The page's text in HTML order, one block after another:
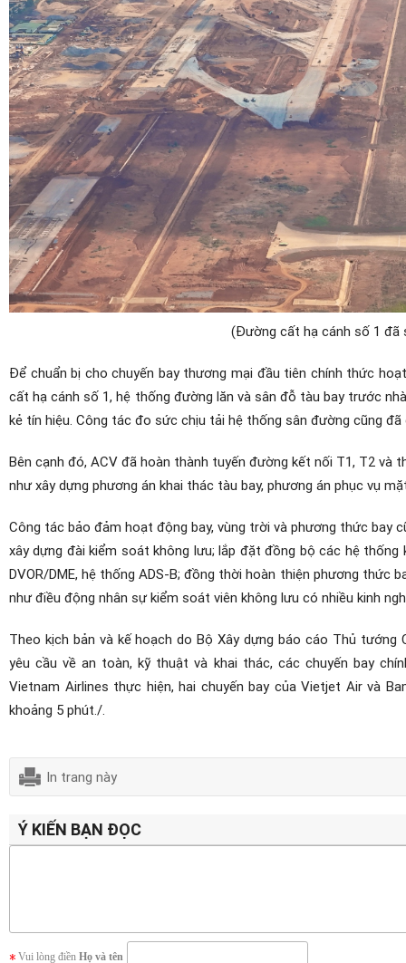
(Đường cất hạ cánh số 1 đã
Để chuẩn bị cho chuyến bay thương mại đầu tiên chính thức
cất hạ cánh số 1, hệ thống đường lăn và sân đỗ tàu bay trước
kẻ tín hiệu. Công tác đo sức chịu tải hệ thống sân đường cũng
Bên cạnh đó, ACV đã hoàn thành tuyến đường kết nối T1, T2
như xây dựng phương án khai thác tàu bay, phương án phục vụ
Công tác bảo đảm hoạt động bay, vùng trời và phương thức bay
xây dựng đài kiểm soát không lưu; lắp đặt đồng bộ các hệ
DVOR/DME, hệ thống ADS-B; đồng thời hoàn thiện phương thức
như điều động nhân sự kiểm soát viên không lưu có nhiều kinh
Theo kịch bản và kế hoạch do Bộ Xây dựng báo cáo Thủ
yêu cầu về an toàn, kỹ thuật và khai thác, các chuyến bay
Vietnam Airlines thực hiện, hai chuyến bay của Vietjet Air và
khoảng 5 phút./.
In trang này
Ý KIẾN BẠN ĐỌC
Vui lòng điền Họ và tên